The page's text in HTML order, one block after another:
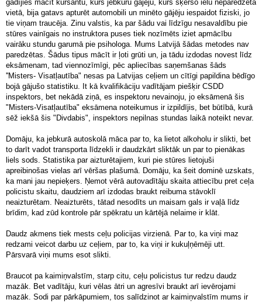
gadījies mācīt kursantu, kurš jebkuru gājēju, kurš šķērso ielu neparedzētā
vietā, bija gatavs apturēt automobili un minēto gājēju iespaidot fiziski, jo
tie viņam traucēja. Zinu valstis, ka par šādu vai līdzīgu nesavaldību pie
stūres vainīgais no instruktora puses tiek nozīmēts iziet apmācību
vairāku stundu garumā pie psihologa. Mums Latvijā šādas metodes nav
paredzētas. Šādus tipus mācīt ir ļoti grūti un, ja tādu izdodas novest līdz
eksāmenam, tad viennozīmīgi, pēc apliecības saņemšanas šāds
''Misters- Visatļautība" nesas pa Latvijas ceļiem un cītīgi papildina bēdīgo
bojā gājušo statistiku. It kā kvalifikāciju vadītājam piešķir CSDD
inspektors, bet nekādā ziņā, es inspektoru nevainoju, jo eksāmenā šis
"Misters-Visatļautība" eksāmena noteikumus ir izpildījis, bet būtībā, kurā
sēž iekšā šis "Divdabis", inspektors nepilnas stundas laikā noteikt nevar.
Domāju, ka jebkurā autoskolā māca par to, ka lietot alkoholu ir slikti, bet
to darīt vadot transporta līdzekli ir daudzkārt sliktāk un par to pienākas
liels sods. Statistika par aizturētajiem, kuri pie stūres lietojuši
apreibinošas vielas arī vēršas plašumā. Domāju, ka šeit dominē uzskats,
ka mani jau nepieķers. Ņemot vērā autovadītāju skaita attiecību pret ceļa
policistu skaitu, daudziem arī izdodas braukt reibuma stāvoklī
neaizturētam. Neaizturēts, tātad nesodīts un maisam gals ir vaļā līdz
brīdim, kad zūd kontrole pār spēkratu un kārtējā nelaime ir klāt.
Daudz akmens tiek mests ceļu policijas virzienā. Par to, ka viņi maz
redzami veicot darbu uz ceļiem, par to, ka viņi ir kukuļņēmēji utt.
Pārsvarā viņi mums esot slikti.
Braucot pa kaimiņvalstīm, starp citu, ceļu policistus tur redzu daudz
mazāk. Bet vadītāju, kuri vēlas ātri un agresīvi braukt arī ievērojami
mazāk. Sodi par pārkāpumiem, tos salīdzinot ar kaimiņvalstīm mums ir